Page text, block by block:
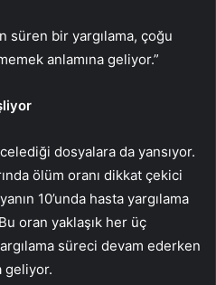
süren bir yargılama, çoğu
anlamına geliyor.”
dosyalara da yansıyor.
ölüm oranı dikkat çekici
10’unda hasta yargılama
oran yaklaşık her üç
süreci devam ederken
geliyor.